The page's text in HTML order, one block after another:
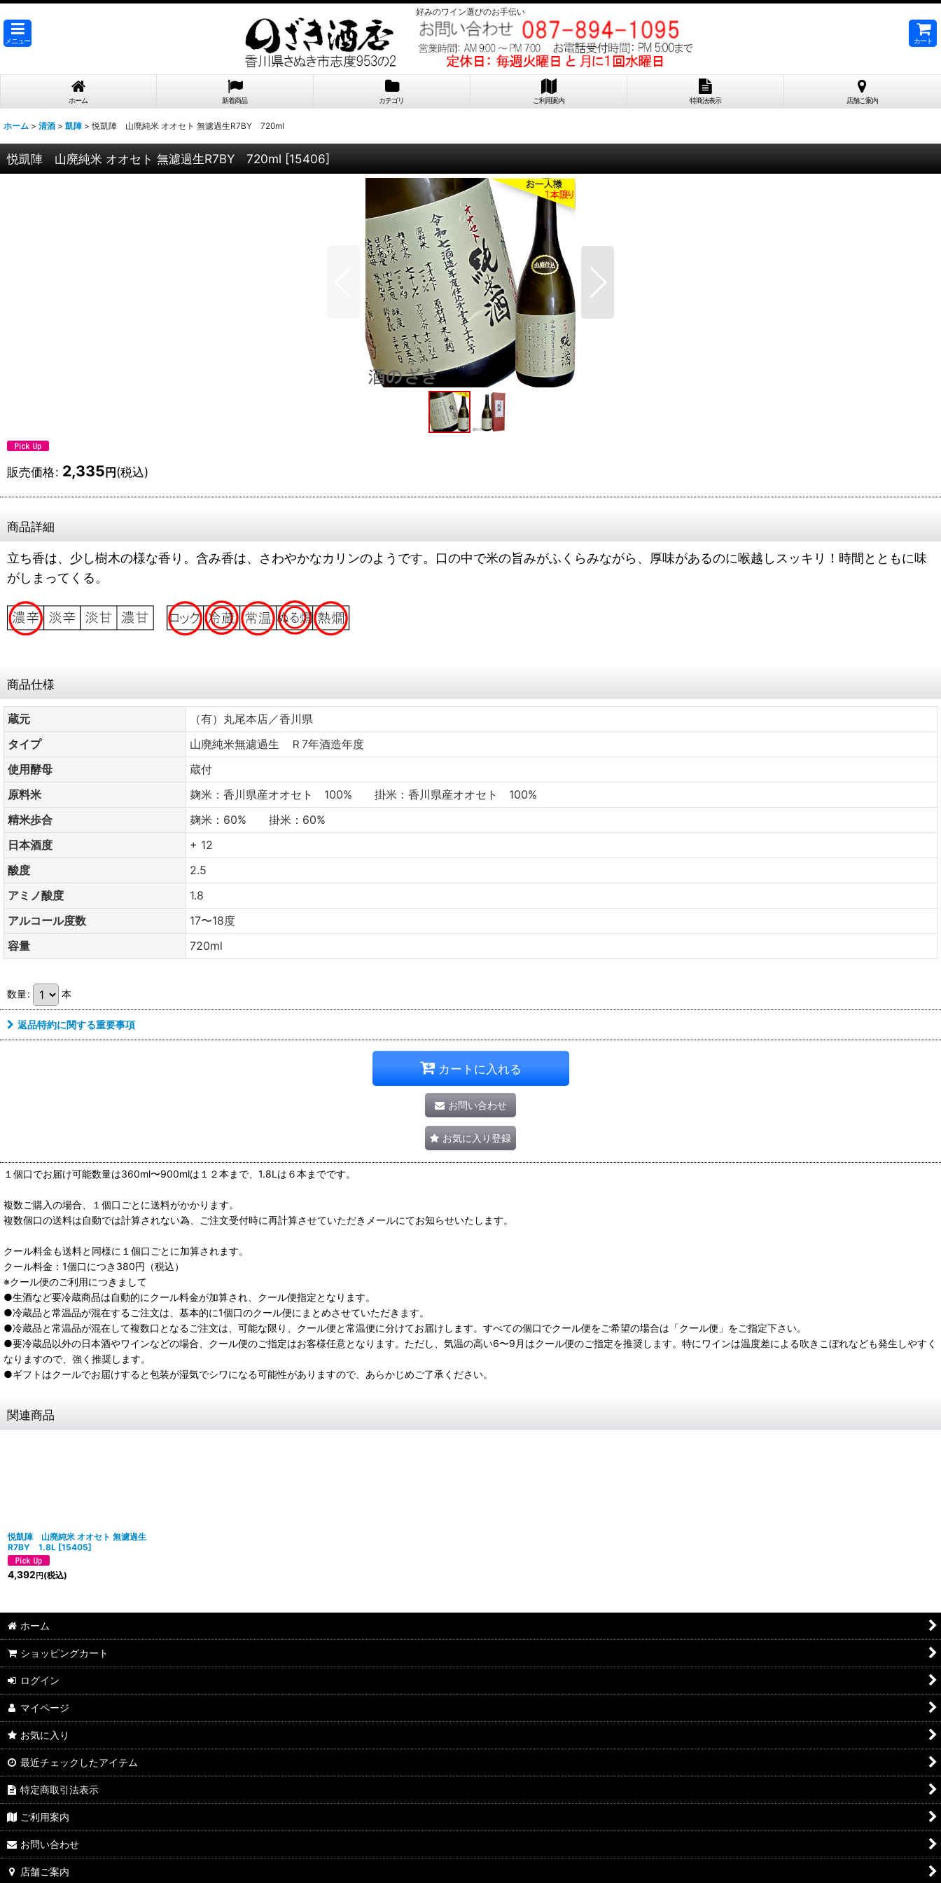
好みのワイン選びのお手伝い
メニュー カート
ホーム 新着商品 カテゴリ ご利用案内 特商法表示 店舗ご案内
ホーム > 清酒 > 凱陣 > 悦凱陣 山廃純米 オオセト 無濾過生R7BY 720ml
悦凱陣 山廃純米 オオセト 無濾過生R7BY 720ml [15406]
販売価格: 2,335 円 (税込)
商品詳細
立ち香は、少し樹木の様な香り。含み香は、さわやかなカリンのようです。口の中で米の旨みがふくらみながら、厚味があるのに喉越しスッキリ！時間とともに味
がしまってくる。
商品仕様
蔵元
（有）丸尾本店／香川県
タイプ
山廃純米無濾過生 Ｒ7年酒造年度
使用酵母
蔵付
原料米
麹米：香川県産オオセト 100% 掛米：香川県産オオセト 100%
精米歩合
麹米：60% 掛米：60%
日本酒度
+ 12
酸度
2.5
アミノ酸度
1.8
アルコール度数
17〜18度
容量
720ml
数量: 本
返品特約に関する重要事項
カートに入れる
お問い合わせ
お気に入り登録
１個口でお届け可能数量は360ml〜900mlは１２本まで、1.8Lは６本までです。
複数ご購入の場合、１個口ごとに送料がかかります。
複数個口の送料は自動では計算されない為、ご注文受付時に再計算させていただきメールにてお知らせいたします。
クール料金も送料と同様に１個口ごとに加算されます。
クール料金：1個口につき380円（税込）
※クール便のご利用につきまして
●生酒など要冷蔵商品は自動的にクール料金が加算され、クール便指定となります。
●冷蔵品と常温品が混在するご注文は、基本的に1個口のクール便にまとめさせていただきます。
●冷蔵品と常温品が混在して複数口となるご注文は、可能な限り、クール便と常温便に分けてお届けします。すべての個口でクール便をご希望の場合は「クール便」をご指定下さい。
●要冷蔵品以外の日本酒やワインなどの場合、クール便のご指定はお客様任意となります。ただし、気温の高い6〜9月はクール便のご指定を推奨します。特にワインは温度差による吹きこぼれなども発生しやすく
なりますので、強く推奨します。
●ギフトはクールでお届けすると包装が湿気でシワになる可能性がありますので、あらかじめご了承ください。
関連商品
悦凱陣 山廃純米 オオセト 無濾過生
R7BY 1.8L [15405]
4,392 円 (税込)
ホーム
ショッピングカート
ログイン
マイページ
お気に入り
最近チェックしたアイテム
特定商取引法表示
ご利用案内
お問い合わせ
店舗ご案内